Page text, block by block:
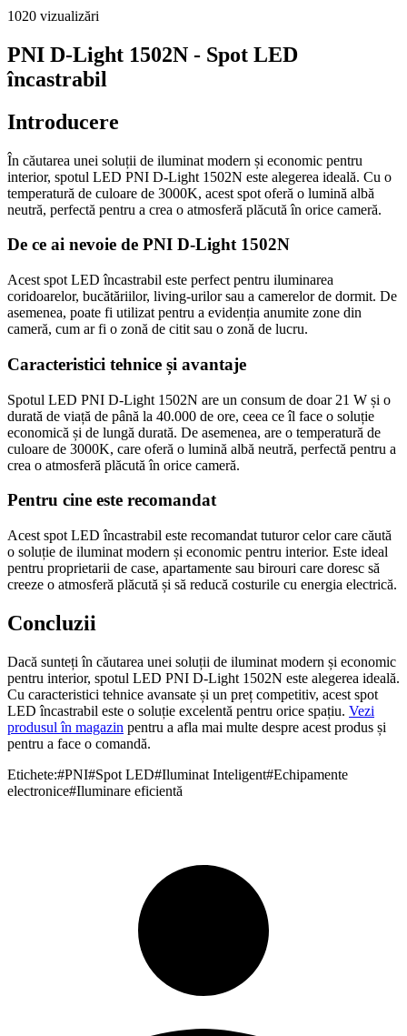
1020 vizualizări
PNI D-Light 1502N - Spot LED
încastrabil
Introducere
În căutarea unei soluții de iluminat modern și economic pentru
interior, spotul LED PNI D-Light 1502N este alegerea ideală. Cu o
temperatură de culoare de 3000K, acest spot oferă o lumină albă
neutră, perfectă pentru a crea o atmosferă plăcută în orice cameră.
De ce ai nevoie de PNI D-Light 1502N
Acest spot LED încastrabil este perfect pentru iluminarea
coridoarelor, bucătăriilor, living-urilor sau a camerelor de dormit. De
asemenea, poate fi utilizat pentru a evidenția anumite zone din
cameră, cum ar fi o zonă de citit sau o zonă de lucru.
Caracteristici tehnice și avantaje
Spotul LED PNI D-Light 1502N are un consum de doar 21 W și o
durată de viață de până la 40.000 de ore, ceea ce îl face o soluție
economică și de lungă durată. De asemenea, are o temperatură de
culoare de 3000K, care oferă o lumină albă neutră, perfectă pentru a
crea o atmosferă plăcută în orice cameră.
Pentru cine este recomandat
Acest spot LED încastrabil este recomandat tuturor celor care căută
o soluție de iluminat modern și economic pentru interior. Este ideal
pentru proprietarii de case, apartamente sau birouri care doresc să
creeze o atmosferă plăcută și să reducă costurile cu energia electrică.
Concluzii
Dacă sunteți în căutarea unei soluții de iluminat modern și economic
pentru interior, spotul LED PNI D-Light 1502N este alegerea ideală.
Cu caracteristici tehnice avansate și un preț competitiv, acest spot
LED încastrabil este o soluție excelentă pentru orice spațiu. Vezi
produsul în magazin pentru a afla mai multe despre acest produs și
pentru a face o comandă.
Etichete:#PNI#Spot LED#Iluminat Inteligent#Echipamente
electronice#Iluminare eficientă